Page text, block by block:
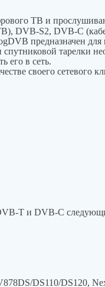
ТВ и
DVB-S2, DVB-C
предназначен для
тарелки
его в сеть.
своего сетевого
T и DVB-C
DS110/DS120,